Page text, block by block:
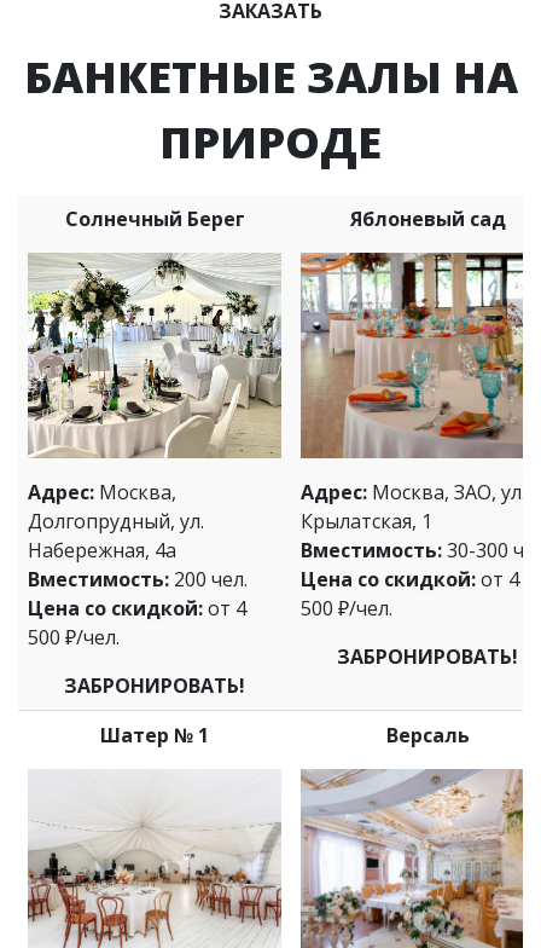
ЗАКАЗАТЬ
БАНКЕТНЫЕ ЗАЛЫ НА
ПРИРОДЕ
Солнечный Берег
Адрес: Москва,
Долгопрудный, ул.
Набережная, 4а
Вместимость: 200 чел.
Цена со скидкой:от 4
500 ₽/чел.
ЗАБРОНИРОВАТЬ!
Яблоневый сад
Адрес: Москва, ЗАО, ул.
Крылатская, 1
Вместимость:30-300
Цена со скидкой:от 4
500 ₽/чел.
ЗАБРОНИРОВАТЬ!
Шатер № 1 Версаль